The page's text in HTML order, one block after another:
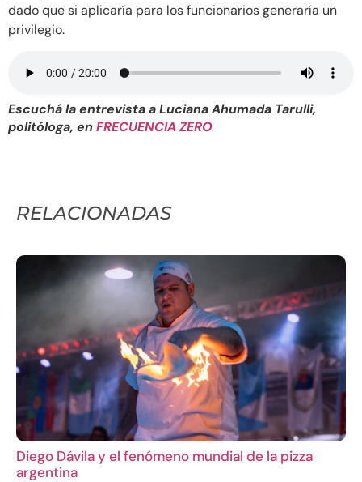
dado que si aplicaría para los funcionarios generaría un
privilegio.
Escuchá la entrevista a Luciana Ahumada Tarulli,
politóloga, en FRECUENCIA ZERO
RELACIONADAS
Diego Dávila y el fenómeno mundial de la pizza
argentina